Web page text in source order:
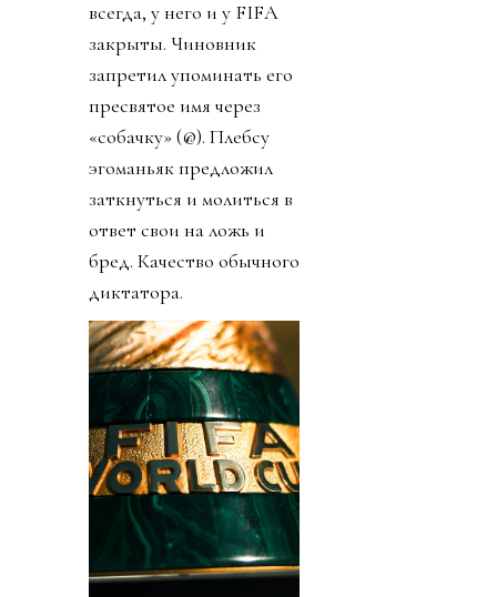
всегда, у него и у FIFA
закрыты. Чиновник
запретил упоминать его
пресвятое имя через
«собачку» (@). Плебсу
эгоманьяк предложил
заткнуться и молиться в
ответ свои на ложь и
бред. Качество обычного
диктатора.